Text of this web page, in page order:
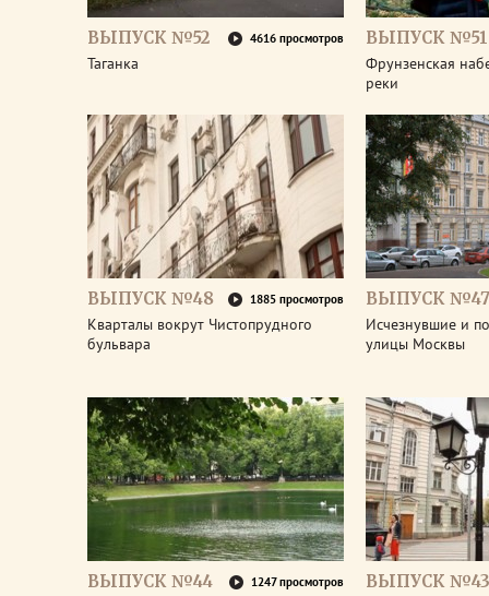
ВЫПУСК №52 4616 просмотров
Таганка
ВЫПУСК №51
Фрунзенская
реки
ВЫПУСК №48 1885 просмотров
Кварталы вокрут Чистопрудного
бульвара
ВЫПУСК №47
Исчезнувшие и
улицы Москвы
ВЫПУСК №44 1247 просмотров ВЫПУСК №43